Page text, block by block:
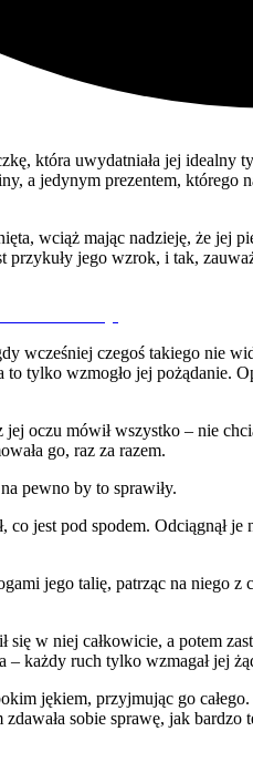
która uwydatniała jej
a jedynym prezentem,
wciąż mając nadzieję, że
jego wzrok, i tak,
wcześniej czegoś takiego nie
tylko wzmogło jej pożądanie.
oczu mówił wszystko – nie
go, raz za razem.
pewno by to sprawiły.
jest pod spodem. Odciągnął
jego talię, patrząc na niego
w niej całkowicie, a potem
– każdy ruch tylko wzmagał jej
jękiem, przyjmując go
sobie sprawę, jak